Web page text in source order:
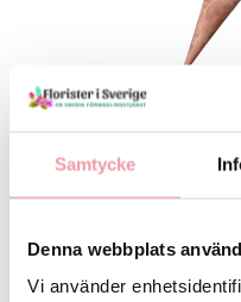
Samtycke
Denna webbplats
Vi använder